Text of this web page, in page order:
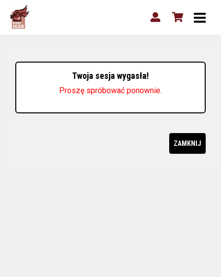
Twoja sesja wygasła!
Proszę spróbować ponownie.
ZAMKNIJ